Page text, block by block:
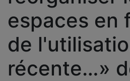
espaces en
de
récente…»